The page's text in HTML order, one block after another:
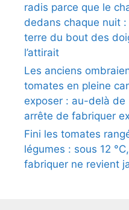
radis parce que le
dedans chaque nuit :
terre du bout des
l’attirait
Les anciens
tomates en pleine
exposer : au-delà
arrête de fabriquer
Fini les tomates
légumes : sous 12
fabriquer ne revient